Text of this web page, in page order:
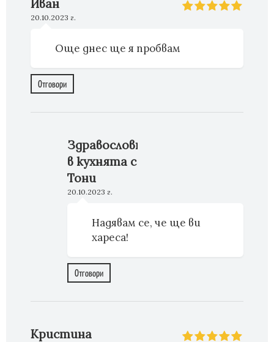
Иван
20.10.2023 г.
Още днес ще я пробвам
Отговори
Здравословно
в кухнята с
Тони
20.10.2023 г.
Надявам се, че ще ви
хареса!
Отговори
Кристина